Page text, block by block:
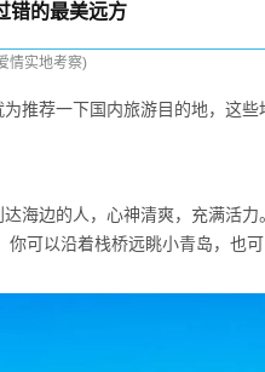
错的最美远方
情实地考察)
推荐一下国内旅游目的地，这
海边的人，心神清爽，充满活
可以沿着栈桥远眺小青岛，也